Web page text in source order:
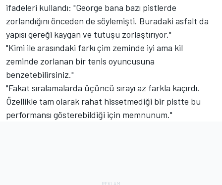
ifadeleri kullandı: "George bana bazı pistlerde
zorlandığını önceden de söylemişti. Buradaki asfalt da
yapısı gereği kaygan ve tutuşu zorlaştırıyor."
"Kimi ile arasındaki farkı çim zeminde iyi ama kil
zeminde zorlanan bir tenis oyuncusuna
benzetebilirsiniz."
"Fakat sıralamalarda üçüncü sırayı az farkla kaçırdı.
Özellikle tam olarak rahat hissetmediği bir pistte bu
performansı gösterebildiği için memnunum."